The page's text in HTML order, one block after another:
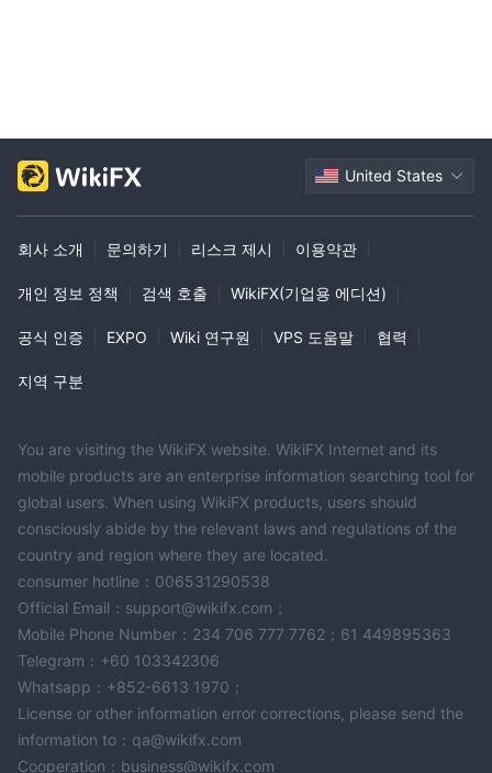
United States
회사 소개 문의하기 리스크 제시 이용약관
개인 정보 정책 검색 호출 WikiFX(기업용 에디션)
공식 인증 EXPO Wiki 연구원 VPS 도움말 협력
지역 구분
You are visiting the WikiFX website. WikiFX Internet and its
mobile products are an enterprise information searching tool for
global users. When using WikiFX products, users should
consciously abide by the relevant laws and regulations of the
country and region where they are located.
consumer hotline：006531290538
Official Email：support@wikifx.com；
Mobile Phone Number：234 706 777 7762；61 449895363
Telegram：+60 103342306
Whatsapp：+852-6613 1970；
License or other information error corrections, please send the
information to：qa@wikifx.com
Cooperation：business@wikifx.com